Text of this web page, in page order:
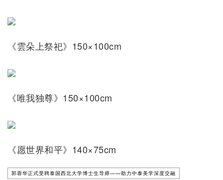
《雲朵上祭祀》150×100cm
《唯我独尊》150×100cm
《愿世界和平》140×75cm
郭蓉华正式受聘泰国西北大学博士生导师——助力中泰美学深度交融